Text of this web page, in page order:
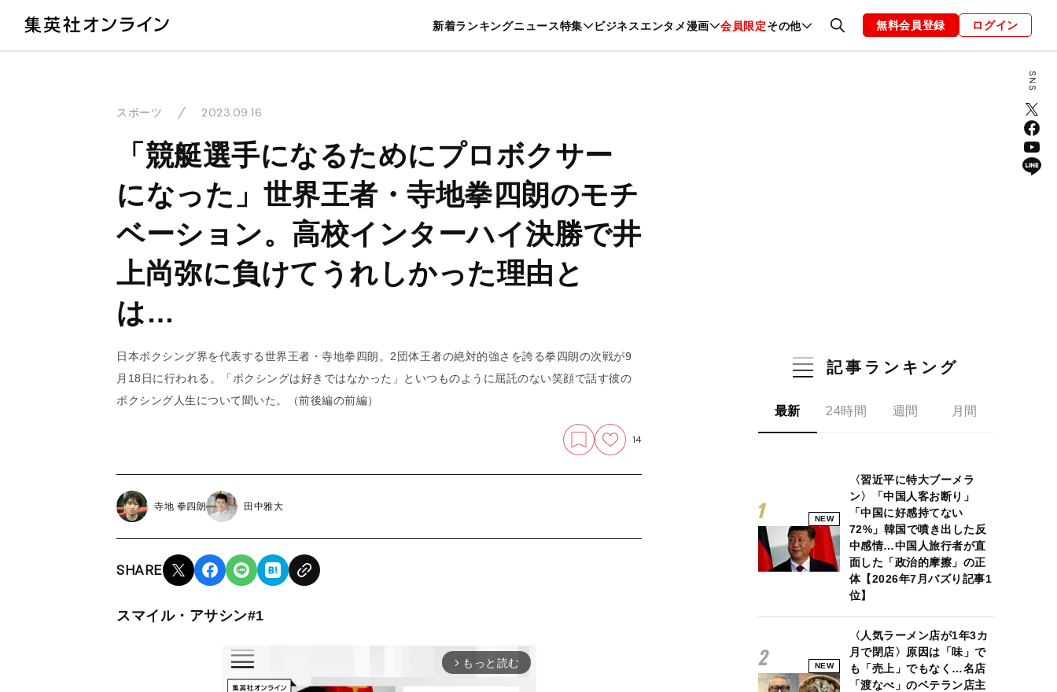
新着ランキングニュース特集 ビジネスエンタメ漫画 会員限定その他
暮らし スポーツ ヘルスケア 美容 グルメ ファッション 恋愛・結婚 編集部 お知らせ
無料会員登録 ログイン
スポーツ 2023.09.16
「競艇選手になるためにプロボクサー
になった」世界王者・寺地拳四朗のモチ
ベーション。高校インターハイ決勝で井
上尚弥に負けてうれしかった理由と
は…
日本ボクシング界を代表する世界王者・寺地拳四朗。2団体王者の絶対的強さを誇る拳四朗の次戦が9
月18日に行われる。「ボクシングは好きではなかった」といつものように屈託のない笑顔で話す彼の
ボクシング人生について聞いた。（前後編の前編）
14
寺地 拳四朗 田中雅大
SHARE
スマイル・アサシン#1
arrow_forward_ios もっと読む
記事ランキング
最新 24時間 週間 月間
NEW
〈習近平に特大ブーメラ
ン〉「中国人客お断り」
「中国に好感持てない
72%」韓国で噴き出した反
中感情…中国人旅行者が直
面した「政治的摩擦」の正
体【2026年7月バズり記事1
位】
NEW
〈人気ラーメン店が1年3カ
月で閉店〉原因は「味」で
も「売上」でもなく…名店
「渡なべ」のベテラン店主